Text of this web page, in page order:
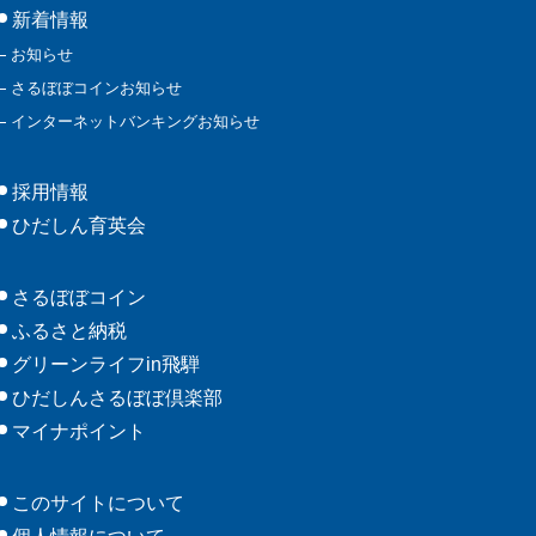
新着情報
お知らせ
さるぼぼコインお知らせ
インターネットバンキングお知らせ
採用情報
ひだしん育英会
さるぼぼコイン
ふるさと納税
グリーンライフin飛騨
ひだしんさるぼぼ倶楽部
マイナポイント
このサイトについて